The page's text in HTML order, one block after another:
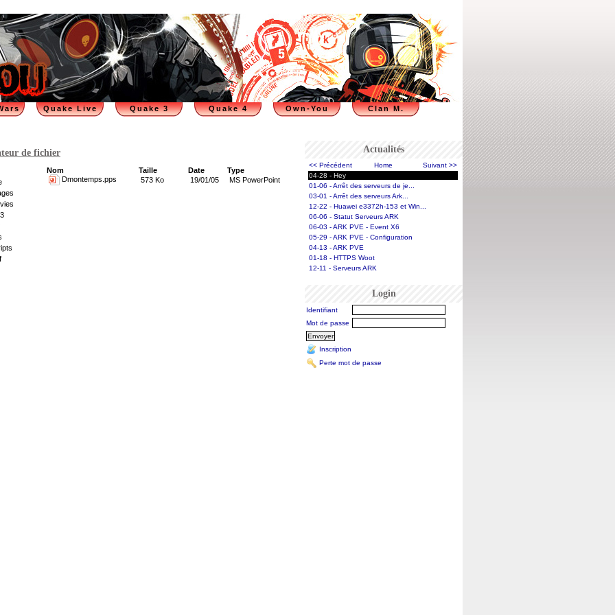
Clan M.
Own-You
Quake 4
Quake 3
Quake Live
Actualités
<< Précédent Home
Suivant >>
04-28 - Hey
01-06 - Arrêt des serveurs de je...
03-01 - Arrêt des serveurs Ark...
12-22 - Huawei e3372h-153 et Win...
06-06 - Statut Serveurs ARK
06-03 - ARK PVE - Event X6
05-29 - ARK PVE - Configuration
04-13 - ARK PVE
01-18 - HTTPS Woot
12-11 - Serveurs ARK
Login
Identifiant
Mot de passe
Inscription
Perte mot de passe
de fichier
Nom Taille Date
Type
Dmontemps.pps
573 Ko 19/01/05 MS PowerPoint